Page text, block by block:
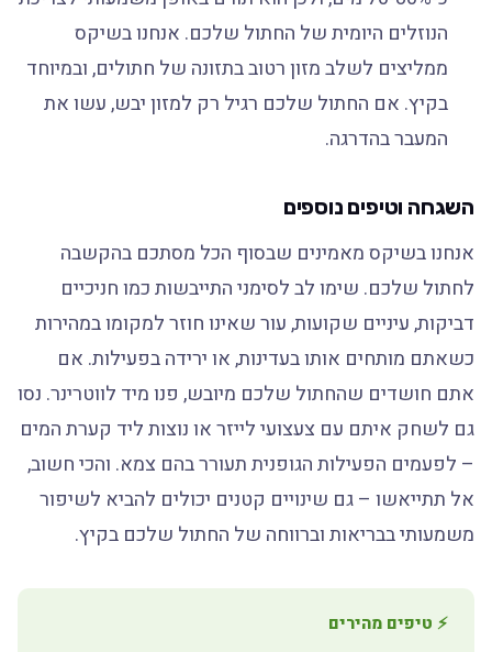
הנוזלים היומית של החתול שלכם. אנחנו בשיקס
ממליצים לשלב מזון רטוב בתזונה של חתולים, ובמיוחד
בקיץ. אם החתול שלכם רגיל רק למזון יבש, עשו את
המעבר בהדרגה.
השגחה וטיפים נוספים
אנחנו בשיקס מאמינים שבסוף הכל מסתכם בהקשבה
לחתול שלכם. שימו לב לסימני התייבשות כמו חניכיים
דביקות, עיניים שקועות, עור שאינו חוזר למקומו במהירות
כשאתם מותחים אותו בעדינות, או ירידה בפעילות. אם
אתם חושדים שהחתול שלכם מיובש, פנו מיד לווטרינר. נסו
גם לשחק איתם עם צעצועי לייזר או נוצות ליד קערת המים
– לפעמים הפעילות הגופנית תעורר בהם צמא. והכי חשוב,
אל תתייאשו – גם שינויים קטנים יכולים להביא לשיפור
משמעותי בבריאות וברווחה של החתול שלכם בקיץ.
⚡ טיפים מהירים